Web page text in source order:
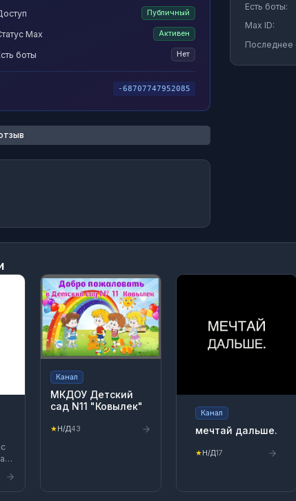
Публичный
Max Активен
боты Нет
-68707747952085
Есть боты:
Max ID:
Последнее
Канал
МКДОУ Детский
сад N11 "Ковылек"
★Н/Д43
Канал
мечтай дальше.
★Н/Д17